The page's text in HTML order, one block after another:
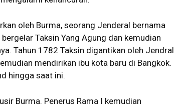
oleh Burma, seorang Jenderal bernama
Taksin Yang Agung dan kemudian
Tahun 1782 Taksin digantikan oleh Jendral
mendirikan ibu kota baru di Bangkok.
hingga saat ini.
Burma. Penerus Rama I kemudian